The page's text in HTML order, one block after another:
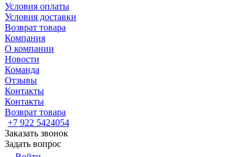
Условия оплаты
Условия доставки
Возврат товара
Компания
О компании
Новости
Команда
Отзывы
Контакты
Контакты
Возврат товара
+7 922 5424054
Заказать звонок
Задать вопрос